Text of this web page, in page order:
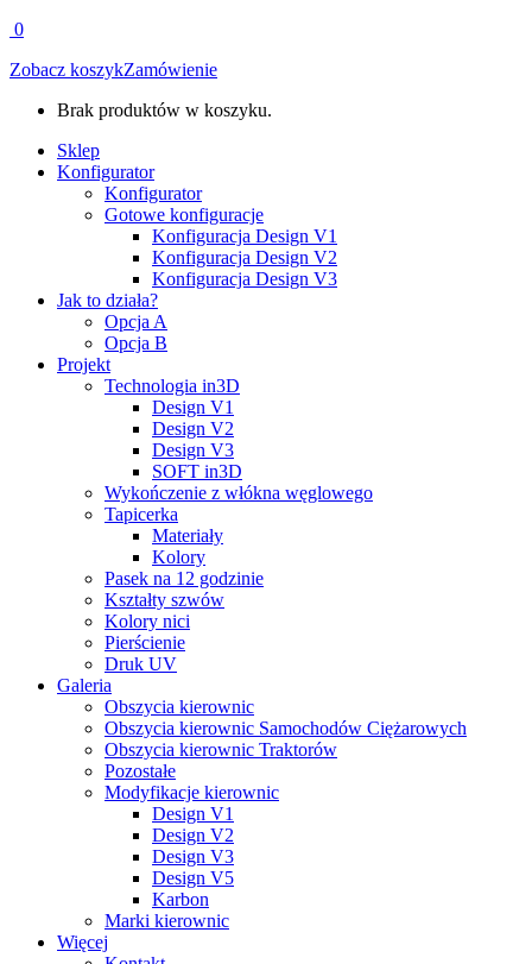
0
Zobacz koszykZamówienie
Brak produktów w koszyku.
Sklep
Konfigurator
Konfigurator
Gotowe konfiguracje
Konfiguracja Design V1
Konfiguracja Design V2
Konfiguracja Design V3
Jak to działa?
Opcja A
Opcja B
Projekt
Technologia in3D
Design V1
Design V2
Design V3
SOFT in3D
Wykończenie z włókna węglowego
Tapicerka
Materiały
Kolory
Pasek na 12 godzinie
Kształty szwów
Kolory nici
Pierścienie
Druk UV
Galeria
Obszycia kierownic
Obszycia kierownic Samochodów Ciężarowych
Obszycia kierownic Traktorów
Pozostałe
Modyfikacje kierownic
Design V1
Design V2
Design V3
Design V5
Karbon
Marki kierownic
Więcej